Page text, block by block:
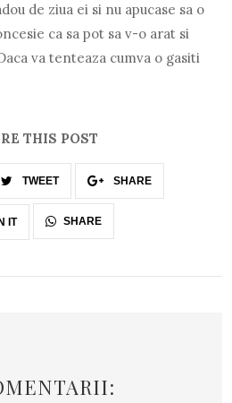
de ziua ei si nu apucase sa o
ca sa pot sa v-o arat si
va tenteaza cumva o gasiti
THIS POST
TWEET SHARE
IT SHARE